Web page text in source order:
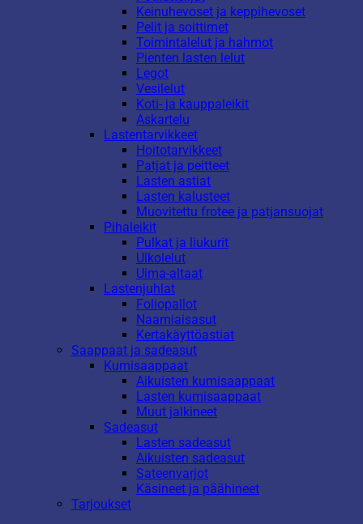
Keinuhevoset ja keppihevoset
Pelit ja soittimet
Toimintalelut ja hahmot
Pienten lasten lelut
Legot
Vesilelut
Koti- ja kauppaleikit
Askartelu
Lastentarvikkeet
Hoitotarvikkeet
Patjat ja peitteet
Lasten astiat
Lasten kalusteet
Muovitettu frotee ja patjansuojat
Pihaleikit
Pulkat ja liukurit
Ulkolelut
Uima-altaat
Lastenjuhlat
Foliopallot
Naamiaisasut
Kertakäyttöastiat
Saappaat ja sadeasut
Kumisaappaat
Aikuisten kumisaappaat
Lasten kumisaappaat
Muut jalkineet
Sadeasut
Lasten sadeasut
Aikuisten sadeasut
Sateenvarjot
Käsineet ja päähineet
Tarjoukset